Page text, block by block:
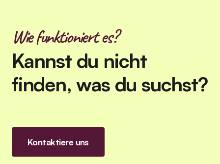
Wie funktioniert es?
Kannst du nicht
finden, was du suchst?
Kontaktiere uns